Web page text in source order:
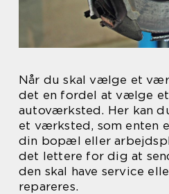
Når du skal vælge et
det en fordel at vælge
autoværksted. Her kan
et værksted, som enten
din bopæl eller
det lettere for dig at
den skal have service
repareres.